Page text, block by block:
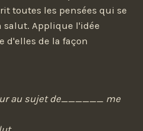
toutes les pensées qui se
salut. Applique l'idée
d'elles de la façon
au sujet de______ me